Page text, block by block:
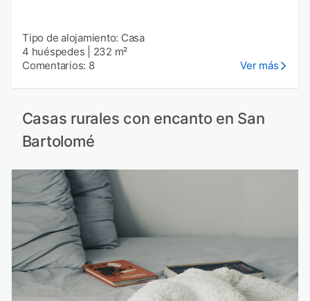
Tipo de alojamiento: Casa
4 huéspedes
232 m²
Comentarios: 8
Ver más
Casas rurales con encanto en San
Bartolomé